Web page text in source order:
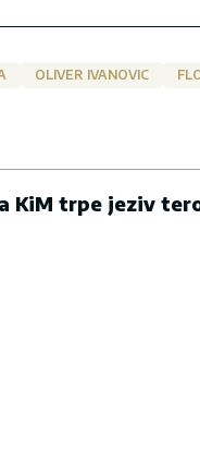
OLIVER IVANOVIC
KiM trpe jeziv